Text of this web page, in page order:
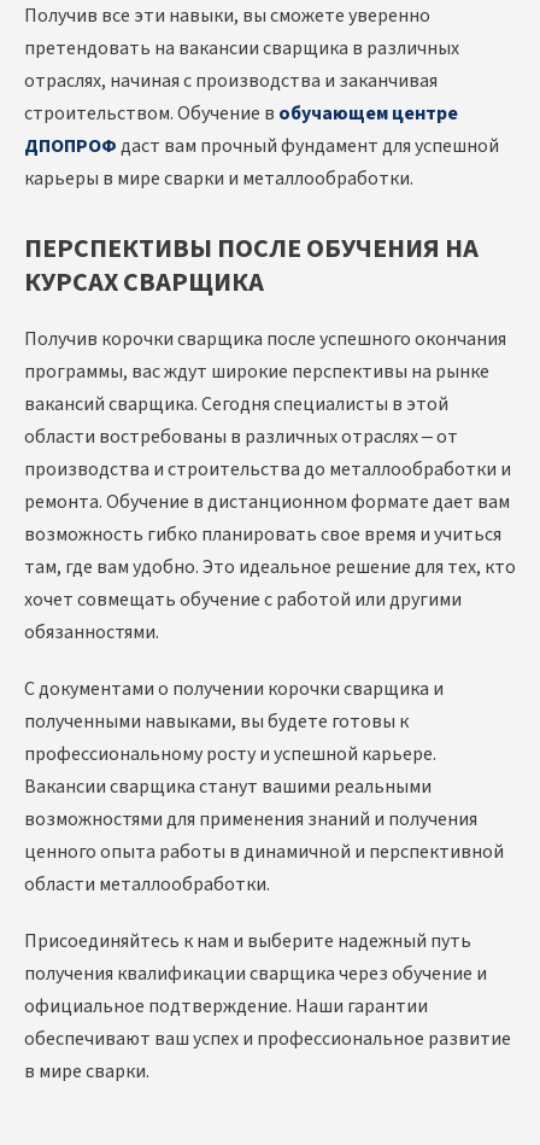
Получив все эти навыки, вы сможете уверенно
претендовать на вакансии сварщика в различных
отраслях, начиная с производства и заканчивая
строительством. Обучение в обучающем центре
ДПОПРОФдаст вам прочный фундамент для успешной
карьеры в мире сварки и металлообработки.
ПЕРСПЕКТИВЫ ПОСЛЕ ОБУЧЕНИЯ НА
КУРСАХ СВАРЩИКА
Получив корочки сварщика после успешного окончания
программы, вас ждут широкие перспективы на рынке
вакансий сварщика. Сегодня специалисты в этой
области востребованы в различных отраслях – от
производства и строительства до металлообработки и
ремонта. Обучение в дистанционном формате дает вам
возможность гибко планировать свое время и учиться
там, где вам удобно. Это идеальное решение для тех, кто
хочет совмещать обучение с работой или другими
обязанностями.
С документами о получении корочки сварщика и
полученными навыками, вы будете готовы к
профессиональному росту и успешной карьере.
Вакансии сварщика станут вашими реальными
возможностями для применения знаний и получения
ценного опыта работы в динамичной и перспективной
области металлообработки.
Присоединяйтесь к нам и выберите надежный путь
получения квалификации сварщика через обучение и
официальное подтверждение. Наши гарантии
обеспечивают ваш успех и профессиональное развитие
в мире сварки.